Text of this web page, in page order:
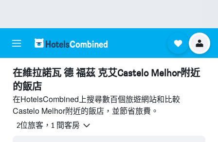
​在維拉諾瓦 德 福茲 克艾Castelo Melhor附近​
的飯店
在HotelsCombined上搜尋數百個旅遊網站和比較
Castelo Melhor附近的飯店，並節省旅費。
2位旅客，1 間客房